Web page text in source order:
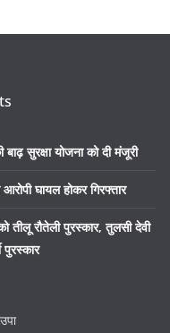
सुरक्षा योजना को दी मंजूरी
घायल होकर गिरफ्तार
तीलू रौतेली पुरस्कार, तुलसी देवी
पुरस्कार